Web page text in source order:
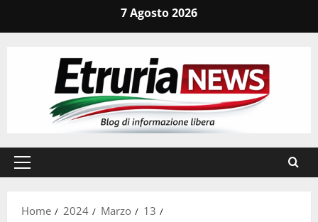
7 Agosto 2026
Menu
Home
2024 Marzo
13